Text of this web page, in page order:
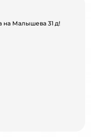
на Малышева 31 д!